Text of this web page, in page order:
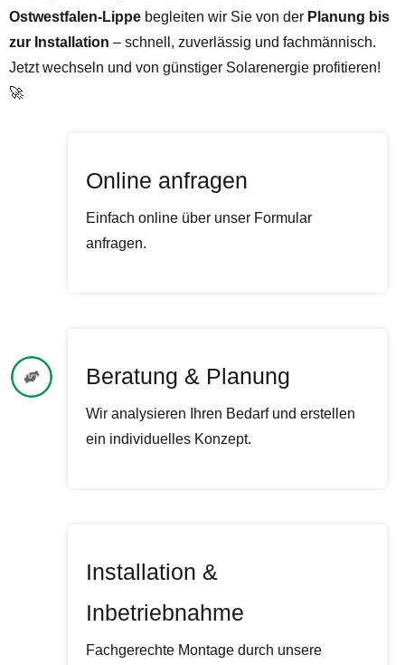
Ostwestfalen-Lippe begleiten wir Sie von der Planung bis
zur Installation – schnell, zuverlässig und fachmännisch.
Jetzt wechseln und von günstiger Solarenergie profitieren!
🚀
Online anfragen
Einfach online über unser Formular
anfragen.
Beratung & Planung
Wir analysieren Ihren Bedarf und erstellen
ein individuelles Konzept.
Installation &
Inbetriebnahme
Fachgerechte Montage durch unsere